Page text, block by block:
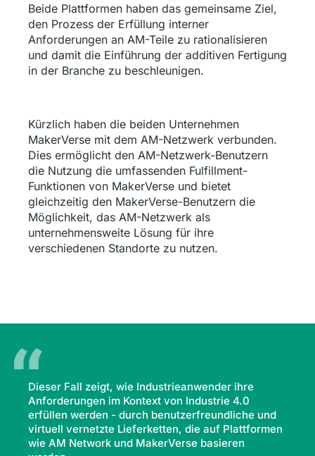
Beide Plattformen haben das gemeinsame Ziel,
den Prozess der Erfüllung interner
Anforderungen an AM-Teile zu rationalisieren
und damit die Einführung der additiven Fertigung
in der Branche zu beschleunigen.
Kürzlich haben die beiden Unternehmen
MakerVerse mit dem AM-Netzwerk verbunden.
Dies ermöglicht den AM-Netzwerk-Benutzern
die Nutzung die umfassenden Fulfillment-
Funktionen von MakerVerse und bietet
gleichzeitig den MakerVerse-Benutzern die
Möglichkeit, das AM-Netzwerk als
unternehmensweite Lösung für ihre
verschiedenen Standorte zu nutzen.
Dieser Fall zeigt, wie Industrieanwender ihre
Anforderungen im Kontext von Industrie 4.0
erfüllen werden - durch benutzerfreundliche und
virtuell vernetzte Lieferketten, die auf Plattformen
wie AM Network und MakerVerse basieren